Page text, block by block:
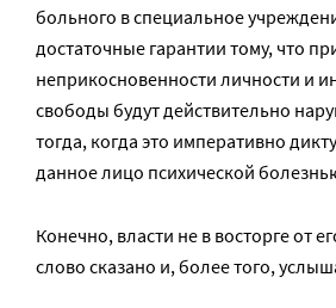
больного в специальное
достаточные гарантии тому, что
неприкосновенности личности и
свободы будут действительно
тогда, когда это императивно
данное лицо психической
Конечно, власти не в восторге от
слово сказано и, более того,